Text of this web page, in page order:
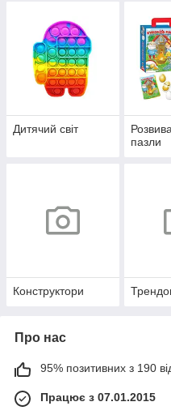
Дитячий світ
пазли
Конструктори
Про нас
95% позитивних з 190
Працює з 07.01.2015